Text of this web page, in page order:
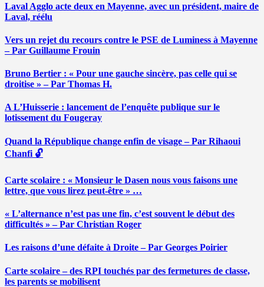
Laval Agglo acte deux en Mayenne, avec un président, maire de
Laval, réélu
Vers un rejet du recours contre le PSE de Luminess à Mayenne
– Par Guillaume Frouin
Bruno Bertier : « Pour une gauche sincère, pas celle qui se
droitise » – Par Thomas H.
A L’Huisserie : lancement de l’enquête publique sur le
lotissement du Fougeray
Quand la République change enfin de visage – Par Rihaoui
Chanfi 🔓
Carte scolaire : « Monsieur le Dasen nous vous faisons une
lettre, que vous lirez peut-être » …
« L’alternance n’est pas une fin, c’est souvent le début des
difficultés » – Par Christian Roger
Les raisons d’une défaite à Droite – Par Georges Poirier
Carte scolaire – des RPI touchés par des fermetures de classe,
les parents se mobilisent